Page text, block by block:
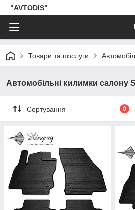
"AVTODIS"
Товари та послуги
Автомобільні килимки салону
Сортування 0